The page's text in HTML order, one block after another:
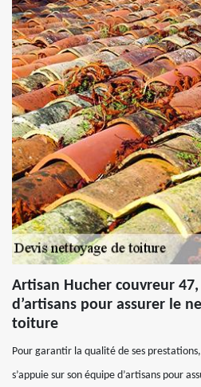
Artisan Hucher couvreur
d’artisans pour assurer le
toiture
Pour garantir la qualité de ses
s’appuie sur son équipe d’artisans pour